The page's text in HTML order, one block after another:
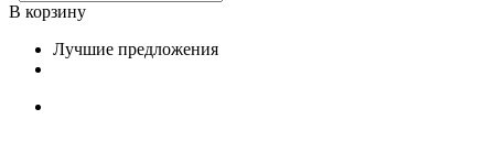
В корзину
Лучшие предложения